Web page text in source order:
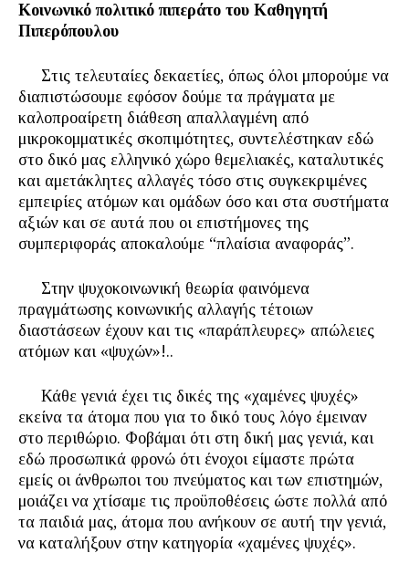
Κοινωνικό πολιτικό πιπεράτο του Καθηγητή
Πιπερόπουλου
Στις τελευταίες δεκαετίες, όπως όλοι μπορούμε να
διαπιστώσουμε εφόσον δούμε τα πράγματα με
καλοπροαίρετη διάθεση απαλλαγμένη από
μικροκομματικές σκοπιμότητες, συντελέστηκαν εδώ
στο δικό μας ελληνικό χώρο θεμελιακές, καταλυτικές
και αμετάκλητες αλλαγές τόσο στις συγκεκριμένες
εμπειρίες ατόμων και ομάδων όσο και στα συστήματα
αξιών και σε αυτά που οι επιστήμονες της
συμπεριφοράς αποκαλούμε “πλαίσια αναφοράς”.
Στην ψυχοκοινωνική θεωρία φαινόμενα
πραγμάτωσης κοινωνικής αλλαγής τέτοιων
διαστάσεων έχουν και τις «παράπλευρες» απώλειες
ατόμων και «ψυχών»!..
Κάθε γενιά έχει τις δικές της «χαμένες ψυχές»
εκείνα τα άτομα που για το δικό τους λόγο έμειναν
στο περιθώριο. Φοβάμαι ότι στη δική μας γενιά, και
εδώ προσωπικά φρονώ ότι ένοχοι είμαστε πρώτα
εμείς οι άνθρωποι του πνεύματος και των επιστημών,
μοιάζει να χτίσαμε τις προϋποθέσεις ώστε πολλά από
τα παιδιά μας, άτομα που ανήκουν σε αυτή την γενιά,
να καταλήξουν στην κατηγορία «χαμένες ψυχές».